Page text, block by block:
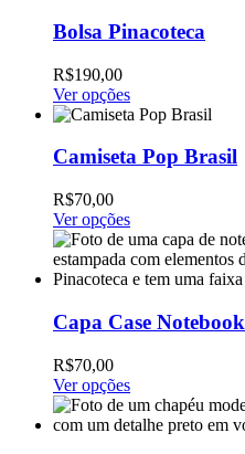
Bolsa Pinacoteca
R$190,00
Ver opções
Camiseta Pop Brasil
R$70,00
Ver opções
Capa Case Notebook
R$70,00
Ver opções